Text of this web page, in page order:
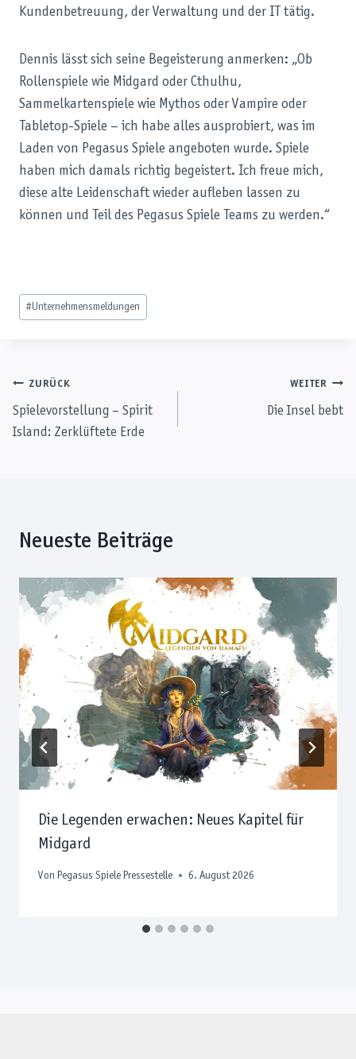
Kundenbetreuung, der Verwaltung und der IT tätig.
Dennis lässt sich seine Begeisterung anmerken: „Ob
Rollenspiele wie Midgard oder Cthulhu,
Sammelkartenspiele wie Mythos oder Vampire oder
Tabletop-Spiele – ich habe alles ausprobiert, was im
Laden von Pegasus Spiele angeboten wurde. Spiele
haben mich damals richtig begeistert. Ich freue mich,
diese alte Leidenschaft wieder aufleben lassen zu
können und Teil des Pegasus Spiele Teams zu werden.“
Schlagworte:
#Unternehmensmeldungen
Beitragsnavigation
ZURÜCK
Spielevorstellung – Spirit
Island: Zerklüftete Erde
WEITER
Die Insel bebt
Neueste Beiträge
Die Legenden erwachen: Neues Kapitel für
Midgard
Von Pegasus Spiele Pressestelle 6. August 2026